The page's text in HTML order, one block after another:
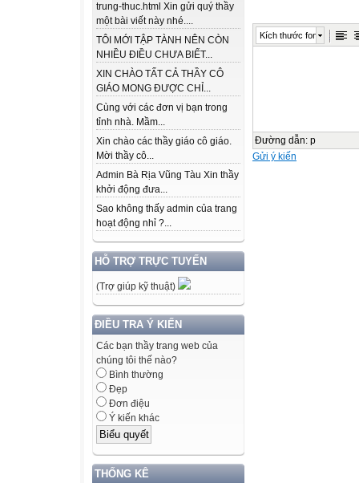
trung-thuc.html Xin gửi quý thầy
một bài viết này nhé....
TÔI MỚI TẬP TÀNH NÊN CÒN
NHIỀU ĐIỀU CHƯA BIẾT...
XIN CHÀO TẤT CẢ THẦY CÔ
GIÁO MONG ĐƯỢC CHỈ...
Cùng với các đơn vị bạn trong
tỉnh nhà. Mầm...
Xin chào các thầy giáo cô giáo.
Mời thầy cô...
Admin Bà Rịa Vũng Tàu Xin thầy
khởi động đưa...
Sao không thấy admin của trang
hoạt động nhỉ ?...
HỖ TRỢ TRỰC TUYẾN
(Trợ giúp kỹ thuật)
ĐIỀU TRA Ý KIẾN
Các bạn thầy trang web của
chúng tôi thế nào?
Bình thường
Đẹp
Đơn điệu
Ý kiến khác
THỐNG KÊ
Kích thước font
Đường dẫn: p
Gửi ý kiến